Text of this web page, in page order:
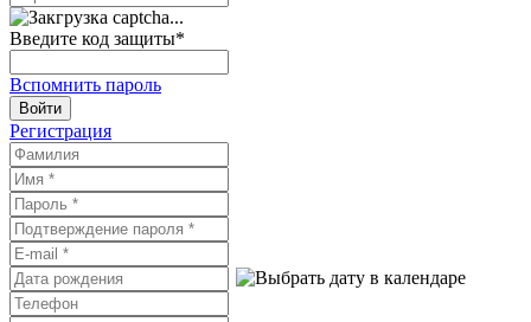
Введите код защиты*
Вспомнить пароль
Войти
Регистрация